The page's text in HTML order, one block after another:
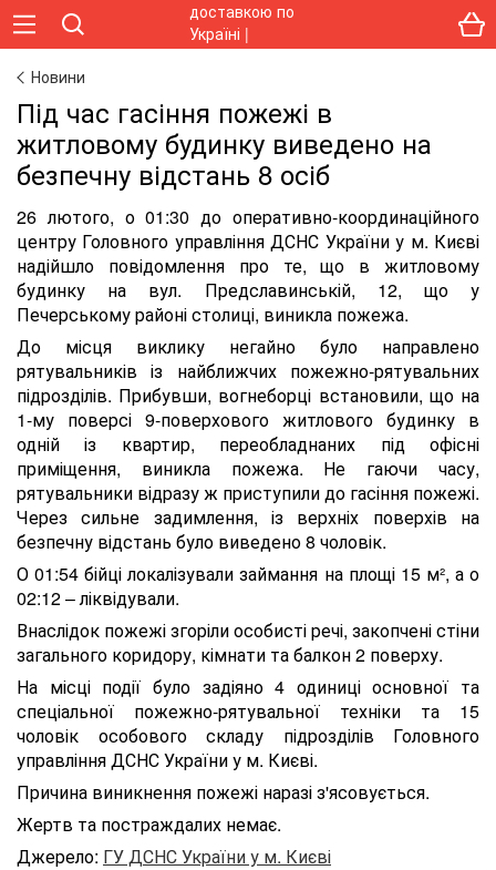
Новини
Під час гасіння пожежі в
житловому будинку виведено на
безпечну відстань 8 осіб
26 лютого, о 01:30 до оперативно-координаційного
центру Головного управління ДСНС України у м. Києві
надійшло повідомлення про те, що в житловому
будинку на вул. Предславинській, 12, що у
Печерському районі столиці, виникла пожежа.
До місця виклику негайно було направлено
рятувальників із найближчих пожежно-рятувальних
підрозділів. Прибувши, вогнеборці встановили, що на
1-му поверсі 9-поверхового житлового будинку в
одній із квартир, переобладнаних під офісні
приміщення, виникла пожежа. Не гаючи часу,
рятувальники відразу ж приступили до гасіння пожежі.
Через сильне задимлення, із верхніх поверхів на
безпечну відстань було виведено 8 чоловік.
О 01:54 бійці локалізували займання на площі 15 м², а о
02:12 – ліквідували.
Внаслідок пожежі згоріли особисті речі, закопчені стіни
загального коридору, кімнати та балкон 2 поверху.
На місці події було задіяно 4 одиниці основної та
спеціальної пожежно-рятувальної техніки та 15
чоловік особового складу підрозділів Головного
управління ДСНС України у м. Києві.
Причина виникнення пожежі наразі з'ясовується.
Жертв та постраждалих немає.
Джерело: ГУ ДСНС України у м. Києві